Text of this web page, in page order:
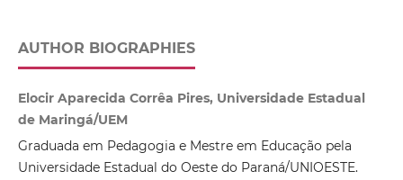
AUTHOR BIOGRAPHIES
Elocir Aparecida Corrêa Pires, Universidade Estadual
de Maringá/UEM
Graduada em Pedagogia e Mestre em Educação pela
Universidade Estadual do Oeste do Paraná/UNIOESTE.